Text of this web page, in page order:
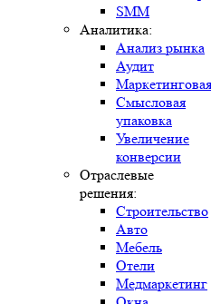
SMM
Аналитика:
Анализ рынка
Аудит
Смысловая
упаковка
Увеличение
конверсии
Отраслевые
решения:
Строительство
Авто
Мебель
Отели
Медмаркетинг